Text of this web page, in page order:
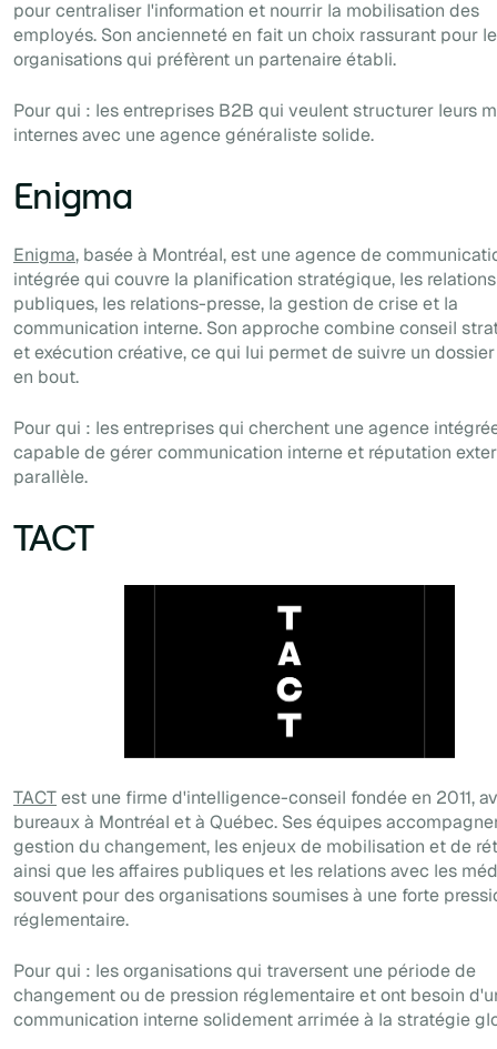
pour centraliser l'information et nourrir la mobilisation des
employés. Son ancienneté en fait un choix rassurant pour
organisations qui préfèrent un partenaire établi.
Pour qui : les entreprises B2B qui veulent structurer leurs
internes avec une agence généraliste solide.
Enigma
Enigma, basée à Montréal, est une agence de
intégrée qui couvre la planification stratégique, les relations
publiques, les relations-presse, la gestion de crise et la
communication interne. Son approche combine conseil
et exécution créative, ce qui lui permet de suivre un
en bout.
Pour qui : les entreprises qui cherchent une agence
capable de gérer communication interne et réputation
parallèle.
TACT
TACTest une firme d'intelligence-conseil fondée en 2011,
bureaux à Montréal et à Québec. Ses équipes
gestion du changement, les enjeux de mobilisation et de
ainsi que les affaires publiques et les relations avec les
souvent pour des organisations soumises à une forte
réglementaire.
Pour qui : les organisations qui traversent une période de
changement ou de pression réglementaire et ont besoin
communication interne solidement arrimée à la stratégie